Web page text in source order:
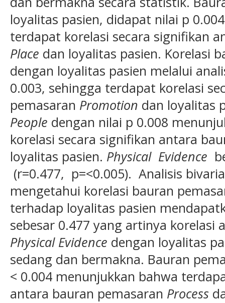
loyalitas pasien, didapat nilai p
terdapat korelasi secara signifikan
Place dan loyalitas pasien. Korelasi
dengan loyalitas pasien melalui
0.003, sehingga terdapat korelasi
pemasaran Promotion dan loyalitas
People dengan nilai p 0.008
korelasi secara signifikan antara
loyalitas pasien. Physical Evidence
(r=0.477, p=<0.005). Analisis
mengetahui korelasi bauran
terhadap loyalitas pasien
sebesar 0.477 yang artinya korelasi
Physical Evidence dengan loyalitas
sedang dan bermakna. Bauran
< 0.004 menunjukkan bahwa
antara bauran pemasaran Process